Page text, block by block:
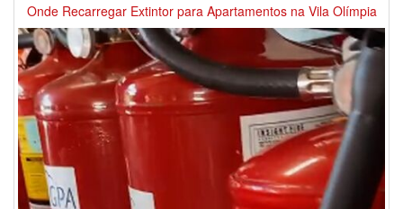
Onde Recarregar Extintor para Apartamentos na Vila Olímpia